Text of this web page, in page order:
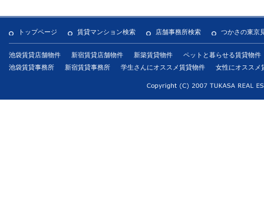
トップページ 賃貸マンション検索 店舗事務所検索 つかさの東京
池袋賃貸店舗物件 新宿賃貸店舗物件 新築賃貸物件
ペットと暮らせる賃貸物件
池袋賃貸事務所
新宿賃貸事務所 学生さんにオススメ賃貸物件 女性にオススメ